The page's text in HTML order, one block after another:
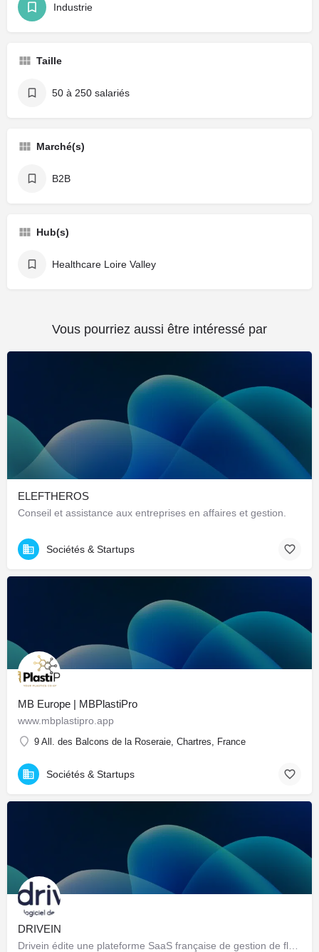
Industrie
Taille
50 à 250 salariés
Marché(s)
B2B
Hub(s)
Healthcare Loire Valley
Vous pourriez aussi être intéressé par
ELEFTHEROS
Conseil et assistance aux entreprises en affaires et gestion.
Sociétés & Startups
MB Europe | MBPlastiPro
www.mbplastipro.app
9 All. des Balcons de la Roseraie, Chartres, France
Sociétés & Startups
DRIVEIN